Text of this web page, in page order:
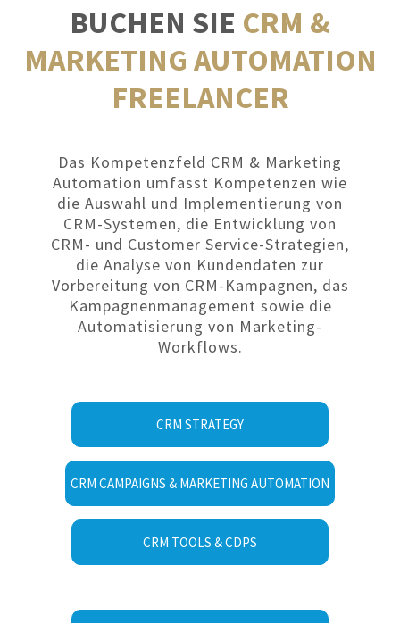
BUCHEN SIE CRM &
MARKETING AUTOMATION
FREELANCER
Das Kompetenzfeld CRM & Marketing
Automation umfasst Kompetenzen wie
die Auswahl und Implementierung von
CRM-Systemen, die Entwicklung von
CRM- und Customer Service-Strategien,
die Analyse von Kundendaten zur
Vorbereitung von CRM-Kampagnen, das
Kampagnenmanagement sowie die
Automatisierung von Marketing-
Workflows.
CRM STRATEGY
CRM CAMPAIGNS & MARKETING AUTOMATION
CRM TOOLS & CDPS